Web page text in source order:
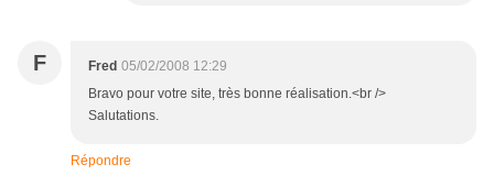
F Fred 05/02/2008 12:29
Bravo pour votre site, très bonne réalisation.<br />
Salutations.
Répondre